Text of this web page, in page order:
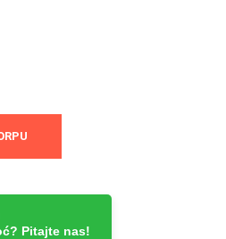
Pitajte nas!